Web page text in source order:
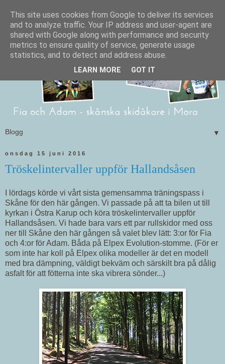
▼
onsdag 15 juni 2016
Tröskelintervaller uppför Hallandsåsen
I lördags körde vi vårt sista gemensamma träningspass i
Skåne för den här gången. Vi passade på att ta bilen ut till
kyrkan i Östra Karup och köra tröskelintervaller uppför
Hallandsåsen. Vi hade bara vars ett par rullskidor med oss
ner till Skåne den här gången så valet blev lätt: 3:or för Fia
och 4:or för Adam. Båda på Elpex Evolution-stomme. (För er
som inte har koll på Elpex olika modeller är det en modell
med bra dämpning, väldigt bekväm och särskilt bra på dålig
asfalt för att fötterna inte ska vibrera sönder...)
This site uses cookies from Google to deliver its services
and to analyze traffic. Your IP address and user-agent are
shared with Google along with performance and security
metrics to ensure quality of service, generate usage
statistics, and to detect and address abuse.
LEARN MORE GOT IT